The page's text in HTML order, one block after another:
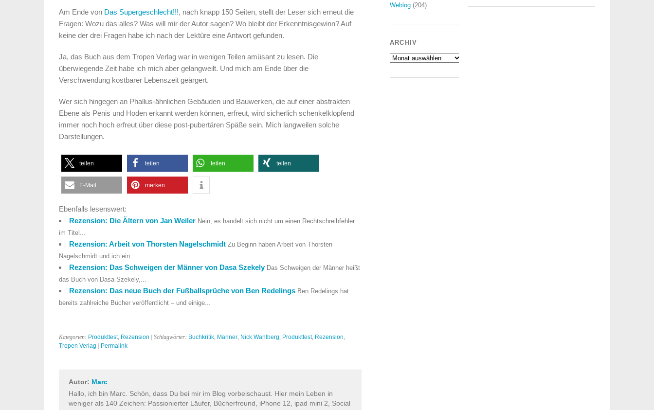
Am Ende von Das Supergeschlecht!!!, nach knapp 150 Seiten, stellt der Leser sich erneut die
Fragen: Wozu das alles? Was will mir der Autor sagen? Wo bleibt der Erkenntnisgewinn? Auf
keine der drei Fragen habe ich nach der Lektüre eine Antwort gefunden.
Ja, das Buch aus dem Tropen Verlag war in wenigen Teilen amüsant zu lesen. Die
überwiegende Zeit habe ich mich aber gelangweilt. Und mich am Ende über die
Verschwendung kostbarer Lebenszeit geärgert.
Wer sich hingegen an Phallus-ähnlichen Gebäuden und Bauwerken, die auf einer abstrakten
Ebene als Penis und Hoden erkannt werden können, erfreut, wird sicherlich schenkelklopfend
immer noch hoch erfreut über diese post-pubertären Späße sein. Mich langweilen solche
Darstellungen.
teilen teilen teilen teilen
E-Mail merken
Ebenfalls lesenswert:
Rezension: Die Ältern von Jan Weiler Nein, es handelt sich nicht um einen Rechtschreibfehler
im Titel...
Rezension: Arbeit von Thorsten Nagelschmidt Zu Beginn haben Arbeit von Thorsten
Nagelschmidt und ich ein...
Rezension: Das Schweigen der Männer von Dasa Szekely Das Schweigen der Männer heißt
das Buch von Dasa Szekely,...
Rezension: Das neue Buch der Fußballsprüche von Ben Redelings Ben Redelings hat
bereits zahlreiche Bücher veröffentlicht – und einige...
Kategorien: Produkttest, Rezension | Schlagwörter: Buchkritik, Männer, Nick Wahlberg, Produkttest, Rezension,
Tropen Verlag
Permalink
Autor: Marc
Hallo, ich bin Marc. Schön, dass Du bei mir im Blog vorbeischaust. Hier mein Leben in
weniger als 140 Zeichen: Passionierter Läufer, Bücherfreund, iPhone 12, ipad mini 2, Social
Weblog(204)
ARCHIV
Archiv